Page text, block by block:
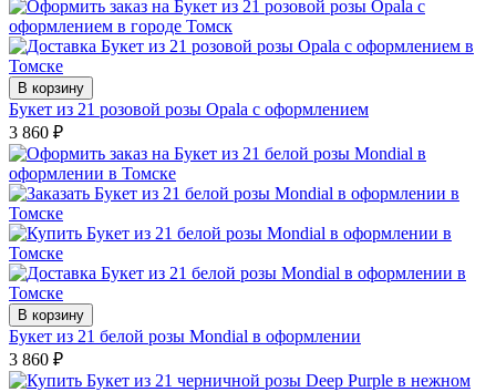
В корзину
Букет из 21 розовой розы Opala с оформлением
3 860 ₽
В корзину
Букет из 21 белой розы Mondial в оформлении
3 860 ₽